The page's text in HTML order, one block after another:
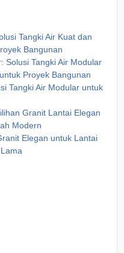
Tangki Air Kuat dan
Bangunan
Solusi Tangki Air Modular
Proyek Bangunan
Tangki Air Modular untuk
Granit Lantai Elegan
Modern
Elegan untuk Lantai